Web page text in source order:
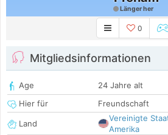
Länger her
0
Mitgliedsinformationen
Age
24 Jahre alt
Hier für
Freundschaft
Land
Vereinigte
Amerika